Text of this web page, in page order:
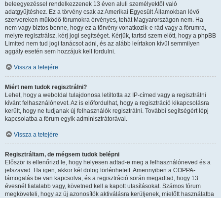
beleegyezéssel rendelkezzenek 13 éven aluli személyektől való
adatgyűjtéshez. Ez a törvény csak az Amerikai Egyesült Államokban lévő
szervereken működő fórumokra érvényes, tehát Magyarországon nem. Ha
nem vagy biztos benne, hogy ez a törvény vonatkozik-e rád vagy a fórumra,
melyre regisztrálsz, kérj jogi segítséget. Kérjük, tartsd szem előtt, hogy a phpBB
Limited nem tud jogi tanácsot adni, és az alább leírtakon kívül semmilyen
aggály esetén sem hozzájuk kell fordulni.
Vissza a tetejére
Miért nem tudok regisztrálni?
Lehet, hogy a weboldal tulajdonosa letiltotta az IP-címed vagy a regisztrálni
kívánt felhasználónevet. Az is előfordulhat, hogy a regisztráció kikapcsolásra
került, hogy ne tudjanak új felhasználók regisztrálni. További segítségért lépj
kapcsolatba a fórum egyik adminisztrátorával.
Vissza a tetejére
Regisztráltam, de mégsem tudok belépni
Először is ellenőrizd le, hogy helyesen adtad-e meg a felhasználóneved és a
jelszavad. Ha igen, akkor két dolog történhetett. Amennyiben a COPPA-
támogatás be van kapcsolva, és a regisztráció során megadtad, hogy 13
évesnél fiatalabb vagy, követned kell a kapott utasításokat. Számos fórum
megköveteli, hogy az új azonosítók aktiválásra kerüljenek, mielőtt használatba